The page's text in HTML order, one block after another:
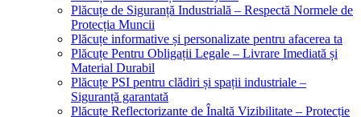
Plăcuțe de Siguranță Industrială – Respectă Normele de
Protecția Muncii
Plăcuțe informative și personalizate pentru afacerea ta
Plăcuțe Pentru Obligații Legale – Livrare Imediată și
Material Durabil
Plăcuțe PSI pentru clădiri și spații industriale –
Siguranță garantată
Plăcuțe Reflectorizante de Înaltă Vizibilitate – Protecție